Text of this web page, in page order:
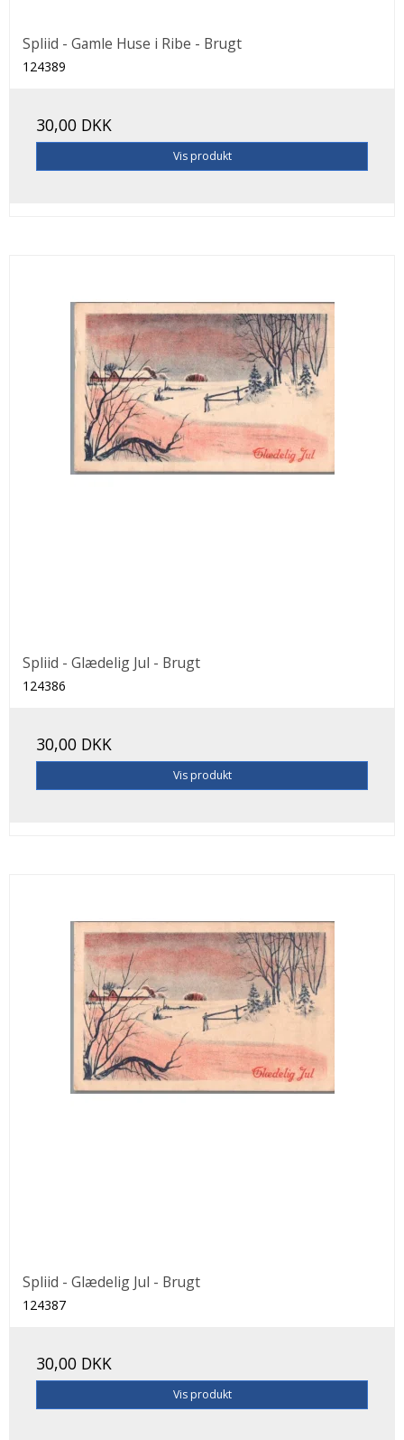
Spliid - Gamle Huse i Ribe - Brugt
124389
30,00 DKK
Vis produkt
Spliid - Glædelig Jul - Brugt
124386
30,00 DKK
Vis produkt
Spliid - Glædelig Jul - Brugt
124387
30,00 DKK
Vis produkt